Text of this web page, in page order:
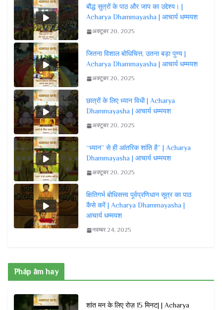
बौद्ध सुत्रों के पाठ और जाप का उद्देश्य। |
Acharya Dhammayasha | आचार्य धम्मयश
अक्टूबर 20, 2025
जितना विशाल बोधिचित्त, उतना बड़ा पुण्य |
Acharya Dhammayasha | आचार्य धम्मयश
अक्टूबर 20, 2025
छात्रों के लिए ध्यान विधी | Acharya
Dhammayasha | आचार्य धम्मयश
अक्टूबर 20, 2025
“ध्यान” से ही आंतरिक शांति है” | Acharya
Dhammayasha | आचार्य धम्मयश
अक्टूबर 20, 2025
क्षितिगर्भ बोधिसत्त्व पूर्वप्रणिधान सूत्र का पाठ
कैसे करें | Acharya Dhammayasha |
आचार्य धम्मयश
नवम्बर 24, 2025
Pháp âm hay
शांत मन के लिए रोज़ 15 मिनट| | Acharya